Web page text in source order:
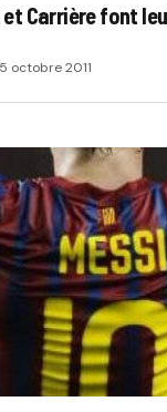
Carrière font
5 octobre 2011